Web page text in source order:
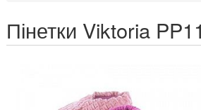
Пінетки Viktoria